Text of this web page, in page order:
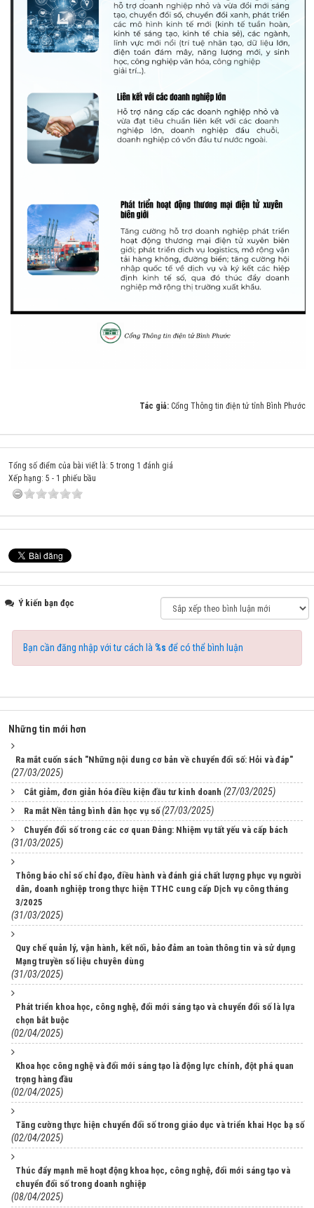
Tác giả: Cổng Thông tin điện tử tỉnh Bình Phước
Tổng số điểm của bài viết là: 5 trong 1 đánh giá
Xếp hạng: 5 - 1 phiếu bầu
Ý kiến bạn đọc
Bạn cần đăng nhập với tư cách là %s để có thể bình luận
Những tin mới hơn
Ra mắt cuốn sách "Những nội dung cơ bản về chuyển đổi số: Hỏi và đáp"
(27/03/2025)
Cắt giảm, đơn giản hóa điều kiện đầu tư kinh doanh (27/03/2025)
Ra mắt Nền tảng bình dân học vụ số (27/03/2025)
Chuyển đổi số trong các cơ quan Đảng: Nhiệm vụ tất yếu và cấp bách
(31/03/2025)
Thông báo chỉ số chỉ đạo, điều hành và đánh giá chất lượng phục vụ người
dân, doanh nghiệp trong thực hiện TTHC cung cấp Dịch vụ công tháng
3/2025
(31/03/2025)
Quy chế quản lý, vận hành, kết nối, bảo đảm an toàn thông tin và sử dụng
Mạng truyền số liệu chuyên dùng
(31/03/2025)
Phát triển khoa học, công nghệ, đổi mới sáng tạo và chuyển đổi số là lựa
chọn bắt buộc
(02/04/2025)
Khoa học công nghệ và đổi mới sáng tạo là động lực chính, đột phá quan
trọng hàng đầu
(02/04/2025)
Tăng cường thực hiện chuyển đổi số trong giáo dục và triển khai Học bạ số
(02/04/2025)
Thúc đẩy mạnh mẽ hoạt động khoa học, công nghệ, đổi mới sáng tạo và
chuyển đổi số trong doanh nghiệp
(08/04/2025)